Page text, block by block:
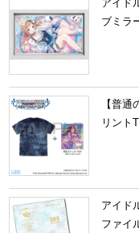
アイド
ブミラ
【普
リント
アイド
ファイ